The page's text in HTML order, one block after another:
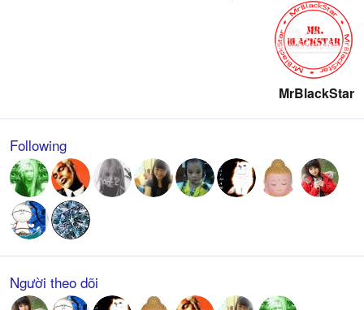
MrBlackStar
Following
Người theo dõi